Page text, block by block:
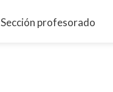
Sección profesorado